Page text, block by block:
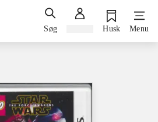
Søg Husk Menu